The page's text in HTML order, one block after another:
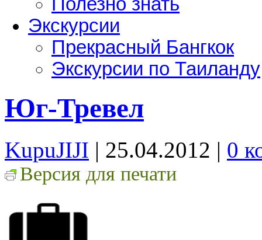
Экскурсии
Прекрасный Бангкок
Экскурсии по Таиланду
Юг-Тревел
KupuJIJI | 25.04.2012 | 0
Версия для печати